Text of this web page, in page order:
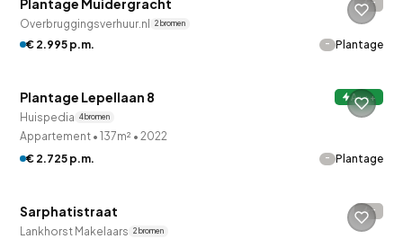
Plantage Muidergracht
Overbruggingsverhuur.nl 2 bronnen
€ 2.995 p.m. - Plantage
QUICKLANE™
Plantage Lepellaan 8 A+++
Huispedia 4 bronnen
Appartement • 137m² • 2022
€ 2.725 p.m.
- Plantage
QUICKLANE™
Sarphatistraat -
Lankhorst Makelaars 2 bronnen